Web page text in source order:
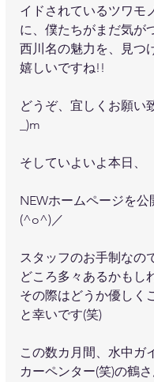
イドされているツワモ
に、僕たちがまだ気が
西川名の魅力を、見つ
嬉しいですね!!
どうぞ、宜しくお願い
_)m
そしていよいよ本日、
NEWホームページを公
(^o^)／
スタッフのお手制なの
どころ多々あるかもし
その際はどうか優しく
と幸いです(笑)
この数カ月間、水中ガ
カーペンター(笑)の鶴さ